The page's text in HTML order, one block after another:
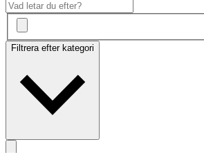
Filtrera efter kategori